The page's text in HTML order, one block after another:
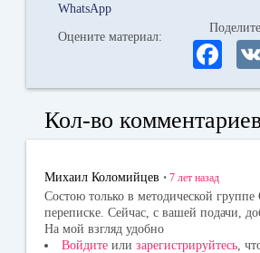
WhatsApp
Оцените материал:
Fa
ce
bo
ok
Кол-во
Михаил Коломийцев • 7 лет назад
Состою только в методической
переписке. Сейчас, с вашей подачи,
На мой взгляд удобно
Войдите или зарегистрируйтесь ,